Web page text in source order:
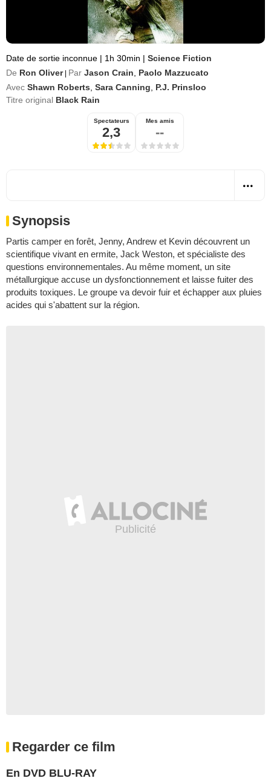
Date de sortie inconnue | 1h 30min | Science Fiction
De Ron Oliver Par Jason Crain
Paolo Mazzucato
Avec Shawn Roberts Sara Canning
P.J. Prinsloo
Titre original Black Rain
Spectateurs
2,3
Mes amis
--
Synopsis
Partis camper en forêt, Jenny, Andrew et Kevin découvrent un
scientifique vivant en ermite, Jack Weston, et spécialiste des
questions environnementales. Au même moment, un site
métallurgique accuse un dysfonctionnement et laisse fuiter des
produits toxiques. Le groupe va devoir fuir et échapper aux pluies
acides qui s'abattent sur la région.
Regarder ce film
En DVD BLU-RAY